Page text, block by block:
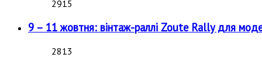
2915
9 – 11 жовтня: вінтаж-раллі Zoute Rally для
2813